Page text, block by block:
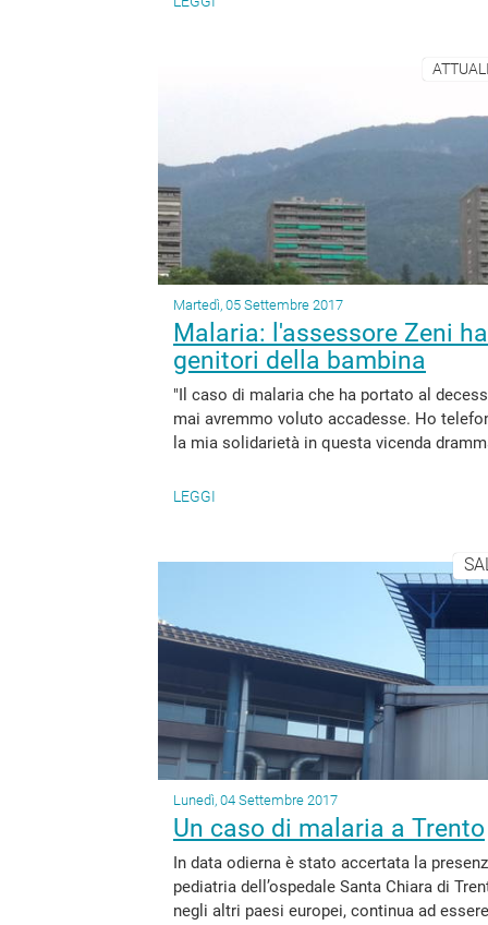
Martedì, 05 Settembre 2017
Malaria: l'assessore Zeni
genitori della bambina
"Il caso di malaria che ha portato al
mai avremmo voluto accadesse. Ho
la mia solidarietà in questa vicenda
LEGGI
Lunedì, 04 Settembre 2017
Un caso di malaria a Trento
In data odierna è stato accertata la
pediatria dell’ospedale Santa Chiara di
negli altri paesi europei, continua ad